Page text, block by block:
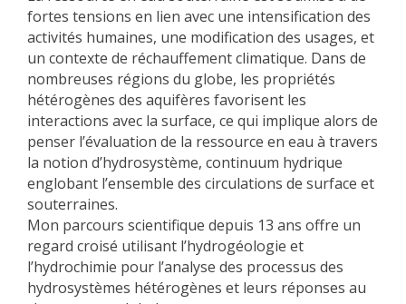
fortes tensions en lien avec une intensification des
activités humaines, une modification des usages, et
un contexte de réchauffement climatique. Dans de
nombreuses régions du globe, les propriétés
hétérogènes des aquifères favorisent les
interactions avec la surface, ce qui implique alors de
penser l’évaluation de la ressource en eau à travers
la notion d’hydrosystème, continuum hydrique
englobant l’ensemble des circulations de surface et
souterraines.
Mon parcours scientifique depuis 13 ans offre un
regard croisé utilisant l’hydrogéologie et
l’hydrochimie pour l’analyse des processus des
hydrosystèmes hétérogènes et leurs réponses au